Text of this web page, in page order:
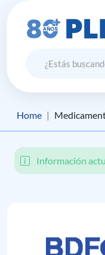
Home
Información